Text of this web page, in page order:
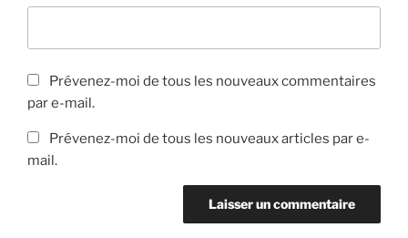
Prévenez-moi de tous les nouveaux commentaires
par e-mail.
Prévenez-moi de tous les nouveaux articles par e-
mail.